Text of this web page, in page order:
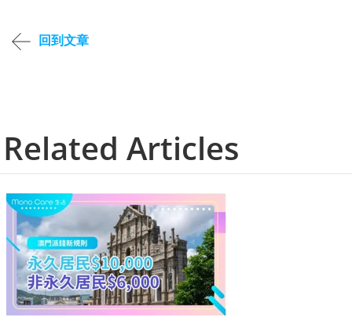
回到文章
Related Articles